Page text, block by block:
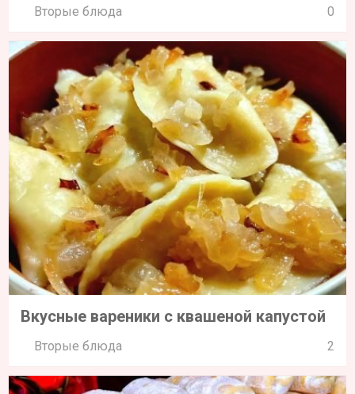
Вторые блюда 0
Вкусные вареники с квашеной капустой
Вторые блюда 2